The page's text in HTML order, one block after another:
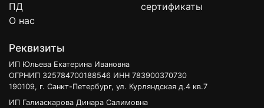
ПД
О нас
сертификаты
Реквизиты
ИП Юльева Екатерина Ивановна
ОГРНИП 325784700188546 ИНН 783900370730
190109, г. Санкт-Петербург, ул. Курляндская д.4 кв.7
ИП Галиаскарова Динара Салимовна